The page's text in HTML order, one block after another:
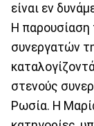
είναι εν
Η
συνεργατών
στενούς
Ρωσία. Η